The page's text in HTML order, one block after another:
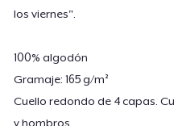
los viernes".
100% algodón
Gramaje: 165 g/m²
Cuello redondo de 4 capas.
y hombros.